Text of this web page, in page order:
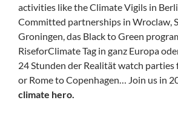
activities like the Climate Vigils in
Committed partnerships in Wroclaw,
Groningen, das Black to Green
RiseforClimate Tag in ganz Europa
24 Stunden der Realität watch parties
or Rome to Copenhagen… Join us in
climate hero.